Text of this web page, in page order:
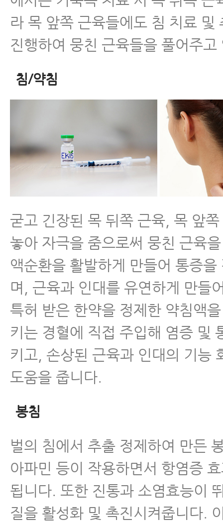
라 목 앞쪽 근육들에도 침 치료 및
진행하여 뭉친 근육들을 풀어주고
침/약침
굳고 긴장된 목 뒤쪽 근육, 목 앞
놓아 자극을 줌으로써 뭉친 근육
액순환을 활발하게 만들어 통증을
며, 근육과 인대를 유연하게 만들
특허 받은 한약을 정제한 약침액
키는 경혈에 직접 주입해 염증 및
키고, 손상된 근육과 인대의 기능
도움을 줍니다.
봉침
벌의 침에서 추출 정제하여 만든
아파민 등이 작용하면서 항염증
됩니다. 또한 진통과 소염효능이
질을 활성화 및 촉진시켜줍니다.